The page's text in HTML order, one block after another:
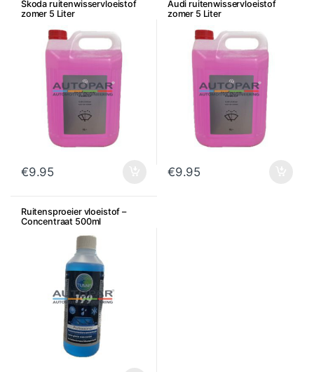
Škoda ruitenwisservloeistof
zomer 5 Liter
€9.95
Audi ruitenwisservloeistof
zomer 5 Liter
€9.95
Ruitensproeier vloeistof –
Concentraat 500ml